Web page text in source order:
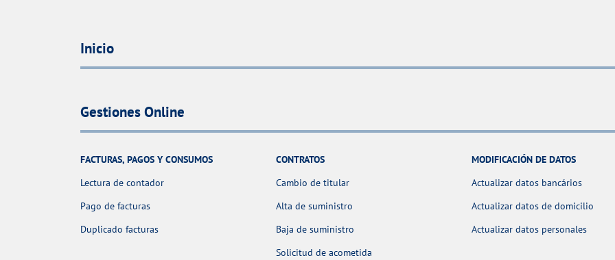
Inicio
Gestiones Online
FACTURAS, PAGOS Y CONSUMOS
Lectura de contador
Pago de facturas
Duplicado facturas
CONTRATOS
Cambio de titular
Alta de suministro
Baja de suministro
Solicitud de acometida
MODIFICACIÓN DE DATOS
Actualizar datos bancários
Actualizar datos de domicilio
Actualizar datos personales